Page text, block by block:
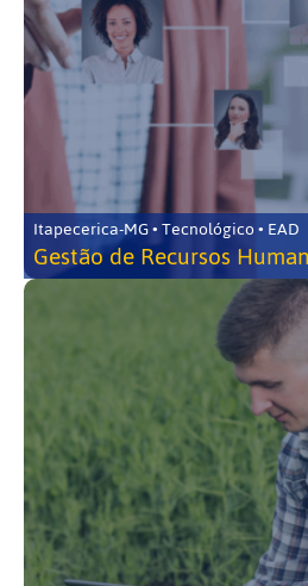
Itapecerica-MG • Tecnológico • EAD
Gestão de Recursos